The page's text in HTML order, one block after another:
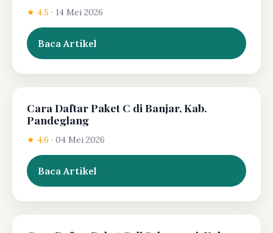
★ 4.5 · 14 Mei 2026
Baca Artikel
Cara Daftar Paket C di Banjar, Kab.
Pandeglang
★ 4.6 · 04 Mei 2026
Baca Artikel